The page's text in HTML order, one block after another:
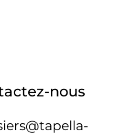
nous